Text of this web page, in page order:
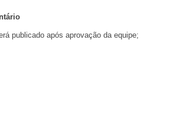
publicado após aprovação da equipe;